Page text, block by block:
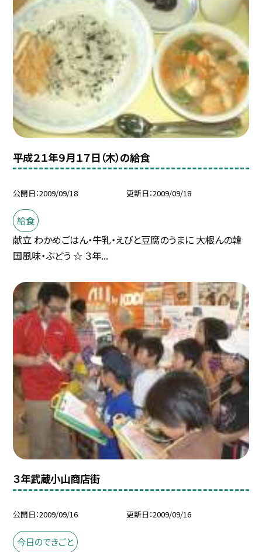
平成２１年９月１７日（木）の給食
公開日 2009/09/18 更新日 2009/09/18
給食
献立 わかめごはん・牛乳・えびと豆腐のうまに 大根んの韓
国風味・ぶどう ☆ ３年...
３年武蔵小山商店街
公開日 2009/09/16 更新日 2009/09/16
今日のできごと